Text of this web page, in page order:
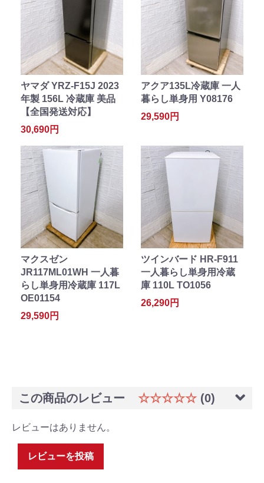
ヤマダ YRZ-F15J 2023
年製 156L 冷蔵庫 美品
【全国発送対応】
30,690円
アクア135L冷蔵庫 一人
暮らし単身用 Y08176
29,590円
マクスゼン
JR117ML01WH 一人暮
らし単身用冷蔵庫 117L
OE01154
29,590円
ツインバード HR-F911
一人暮らし単身用冷蔵
庫 110L TO1056
26,290円
この商品のレビュー ☆☆☆☆☆ (0)
レビューはありません。
レビューを投稿